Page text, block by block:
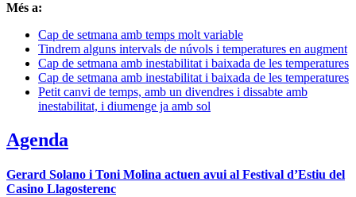
Més a:
Cap de setmana amb temps molt variable
Tindrem alguns intervals de núvols i temperatures en augment
Cap de setmana amb inestabilitat i baixada de les temperatures
Cap de setmana amb inestabilitat i baixada de les temperatures
Petit canvi de temps, amb un divendres i dissabte amb
inestabilitat, i diumenge ja amb sol
Agenda
Gerard Solano i Toni Molina actuen avui al Festival d’Estiu del
Casino Llagosterenc